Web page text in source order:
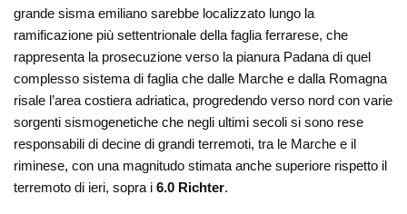
grande sisma emiliano sarebbe localizzato lungo la
ramificazione più settentrionale della faglia ferrarese, che
rappresenta la prosecuzione verso la pianura Padana di quel
complesso sistema di faglia che dalle Marche e dalla Romagna
risale l’area costiera adriatica, progredendo verso nord con varie
sorgenti sismogenetiche che negli ultimi secoli si sono rese
responsabili di decine di grandi terremoti, tra le Marche e il
riminese, con una magnitudo stimata anche superiore rispetto il
terremoto di ieri, sopra i6.0 Richter.